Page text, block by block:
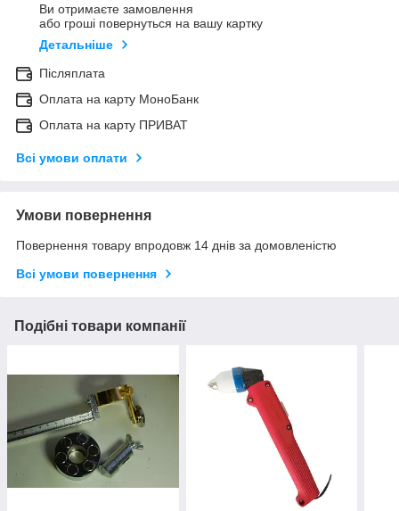
Ви отримаєте замовлення
або гроші повернуться на вашу картку
Детальніше
Післяплата
Оплата на карту МоноБанк
Оплата на карту ПРИВАТ
Всі умови оплати
Умови повернення
Повернення товару впродовж 14 днів за домовленістю
Всі умови повернення
Подібні товари компанії